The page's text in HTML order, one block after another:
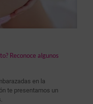
Reconoce algunos
en la
te presentamos un